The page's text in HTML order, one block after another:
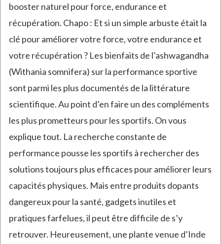
booster naturel pour force, endurance et
récupération. Chapo : Et si un simple arbuste était la
clé pour améliorer votre force, votre endurance et
votre récupération ? Les bienfaits de l’ashwagandha
(Withania somnifera) sur la performance sportive
sont parmi les plus documentés de la littérature
scientifique. Au point d’en faire un des compléments
les plus prometteurs pour les sportifs. On vous
explique tout. La recherche constante de
performance pousse les sportifs à rechercher des
solutions toujours plus efficaces pour améliorer leurs
capacités physiques. Mais entre produits dopants
dangereux pour la santé, gadgets inutiles et
pratiques farfelues, il peut être difficile de s’y
retrouver. Heureusement, une plante venue d’Inde